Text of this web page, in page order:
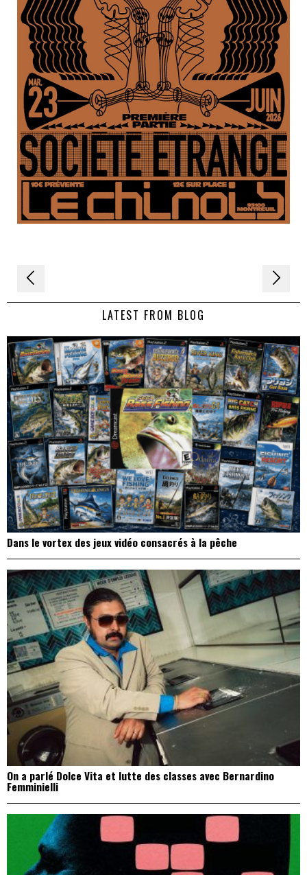
Navigation
de LATEST FROM BLOG
Dans le vortex des jeux vidéo consacrés à la pêche
On a parlé Dolce Vita et lutte des classes avec Bernardino
Femminielli